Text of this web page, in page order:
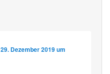
29. Dezember 2019 um